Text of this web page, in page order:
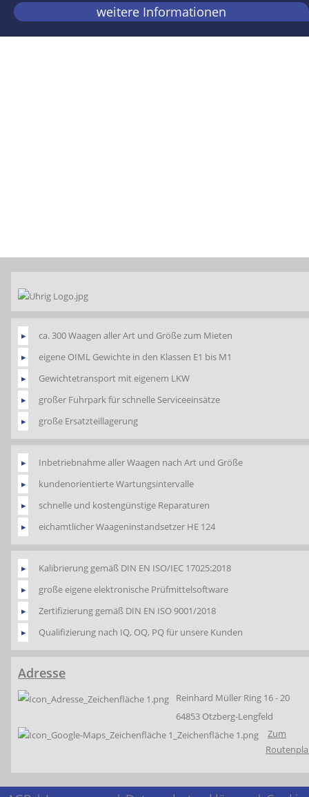
ca. 300 Waagen aller Art und Größe zum Mieten
eigene OIML Gewichte in den Klassen E1 bis M1
Gewichtetransport mit eigenem LKW
großer Fuhrpark für schnelle Serviceeinsätze
große Ersatzteillagerung
Inbetriebnahme aller Waagen nach Art und Größe
kundenorientierte Wartungsintervalle
schnelle und kostengünstige Reparaturen
eichamtlicher Waageninstandsetzer HE 124
Kalibrierung gemäß DIN EN ISO/IEC 17025:2018
große eigene elektronische Prüfmittelsoftware
Zertifizierung gemäß DIN EN ISO 9001/2018
Qualifizierung nach IQ, OQ, PQ für unsere Kunden
Adresse
Reinhard Müller Ring 16 - 20
64853 Otzberg-Lengfeld
Zum
weitere Informationen